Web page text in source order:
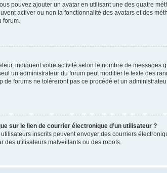
pouvez ajouter un avatar en utilisant une des quatre
activer ou non la fonctionnalité des avatars et des
forum.
indiquent votre activité selon le nombre de
un administrateur du forum peut modifier le texte des
de forums ne toléreront pas ce procédé et un
sur le lien de courrier électronique d’un utilisateur ?
inscrits peuvent envoyer des courriers
des utilisateurs malveillants ou des robots.